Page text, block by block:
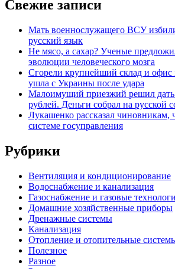
Свежие записи
Мать военнослужащего ВСУ
русский язык
Не мясо, а сахар? Ученые
эволюции человеческого мозга
Сгорели крупнейший склад и офис
ушла с Украины после удара
Малоимущий приезжий решил дать
рублей. Деньги собрал на русской
Лукашенко рассказал чиновникам,
системе госуправления
Рубрики
Вентиляция и кондиционирование
Водоснабжение и канализация
Газоснабжение и газовые
Домашние хозяйственные приборы
Дренажные системы
Канализация
Отопление и отопительные
Полезное
Разное